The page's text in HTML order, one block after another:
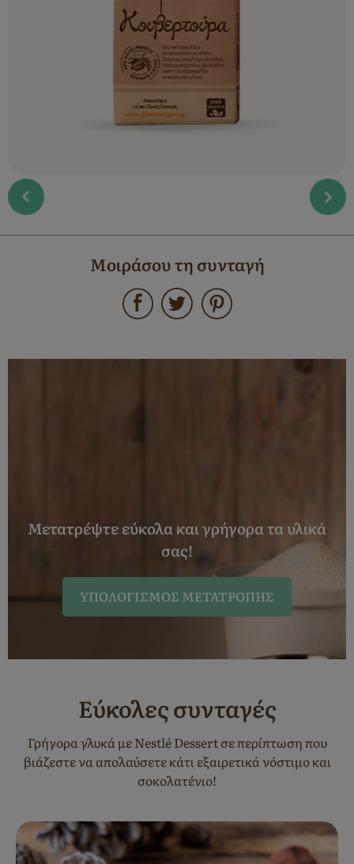
Μοιράσου τη συνταγή
Μετατρέψτε εύκολα και γρήγορα τα υλικά
σας!
ΥΠΟΛΟΓΙΣΜΌΣ ΜΕΤΑΤΡΟΠΉΣ
Εύκολες συνταγές
Γρήγορα γλυκά με Nestlé Dessert σε περίπτωση που
βιάζεστε να απολαύσετε κάτι εξαιρετικά νόστιμο και
σοκολατένιο!